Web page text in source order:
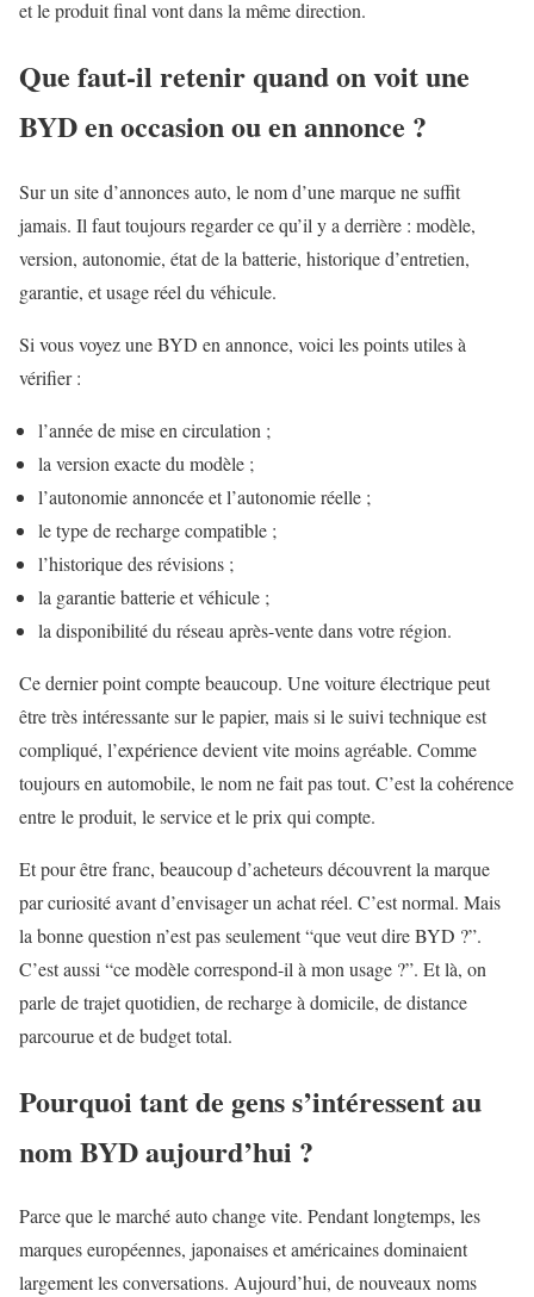
et le produit final vont dans la même direction.
Que faut-il retenir quand on voit une
BYD en occasion ou en annonce ?
Sur un site d’annonces auto, le nom d’une marque ne suffit
jamais. Il faut toujours regarder ce qu’il y a derrière : modèle,
version, autonomie, état de la batterie, historique d’entretien,
garantie, et usage réel du véhicule.
Si vous voyez une BYD en annonce, voici les points utiles à
vérifier :
l’année de mise en circulation ;
la version exacte du modèle ;
l’autonomie annoncée et l’autonomie réelle ;
le type de recharge compatible ;
l’historique des révisions ;
la garantie batterie et véhicule ;
la disponibilité du réseau après-vente dans votre région.
Ce dernier point compte beaucoup. Une voiture électrique peut
être très intéressante sur le papier, mais si le suivi technique est
compliqué, l’expérience devient vite moins agréable. Comme
toujours en automobile, le nom ne fait pas tout. C’est la cohérence
entre le produit, le service et le prix qui compte.
Et pour être franc, beaucoup d’acheteurs découvrent la marque
par curiosité avant d’envisager un achat réel. C’est normal. Mais
la bonne question n’est pas seulement “que veut dire BYD ?”.
C’est aussi “ce modèle correspond-il à mon usage ?”. Et là, on
parle de trajet quotidien, de recharge à domicile, de distance
parcourue et de budget total.
Pourquoi tant de gens s’intéressent au
nom BYD aujourd’hui ?
Parce que le marché auto change vite. Pendant longtemps, les
marques européennes, japonaises et américaines dominaient
largement les conversations. Aujourd’hui, de nouveaux noms